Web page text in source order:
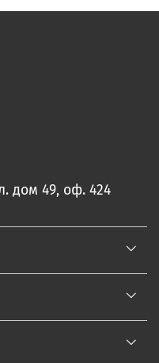
дом 49, оф. 424